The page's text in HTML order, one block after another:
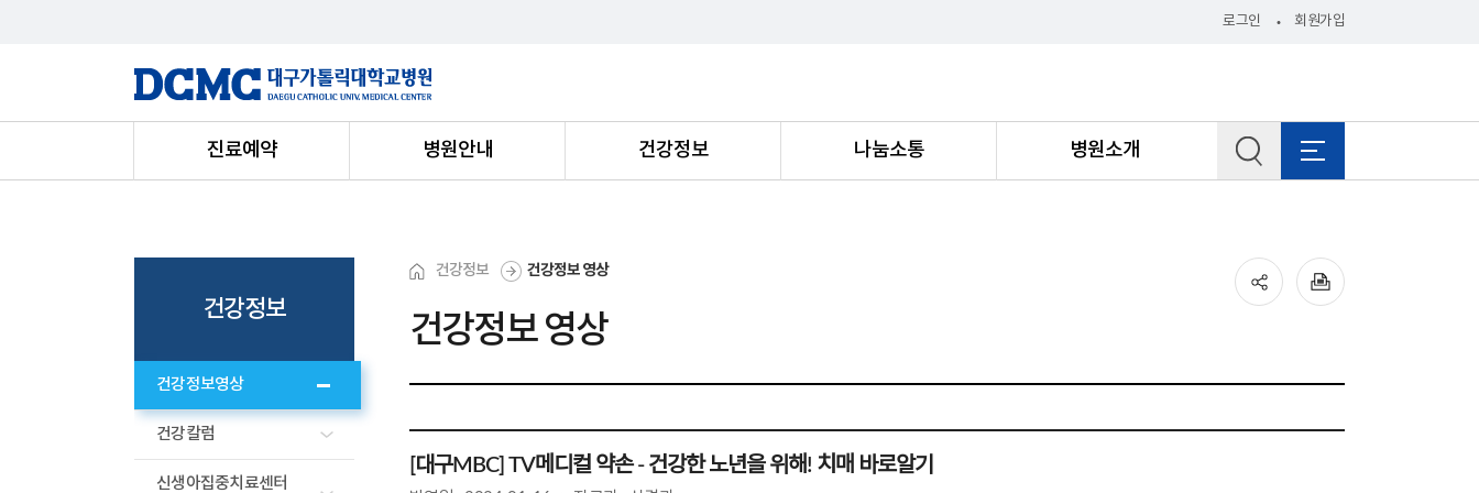
로그인 회원가입
진료예약 병원안내 건강정보 나눔소통 병원소개
건강정보
건강정보영상
건강칼럼
신생아집중치료센터
건강정보 영상
건강정보 건강정보 영상
[대구MBC] TV메디컬 약손 - 건강한 노년을 위해! 치매 바로알기